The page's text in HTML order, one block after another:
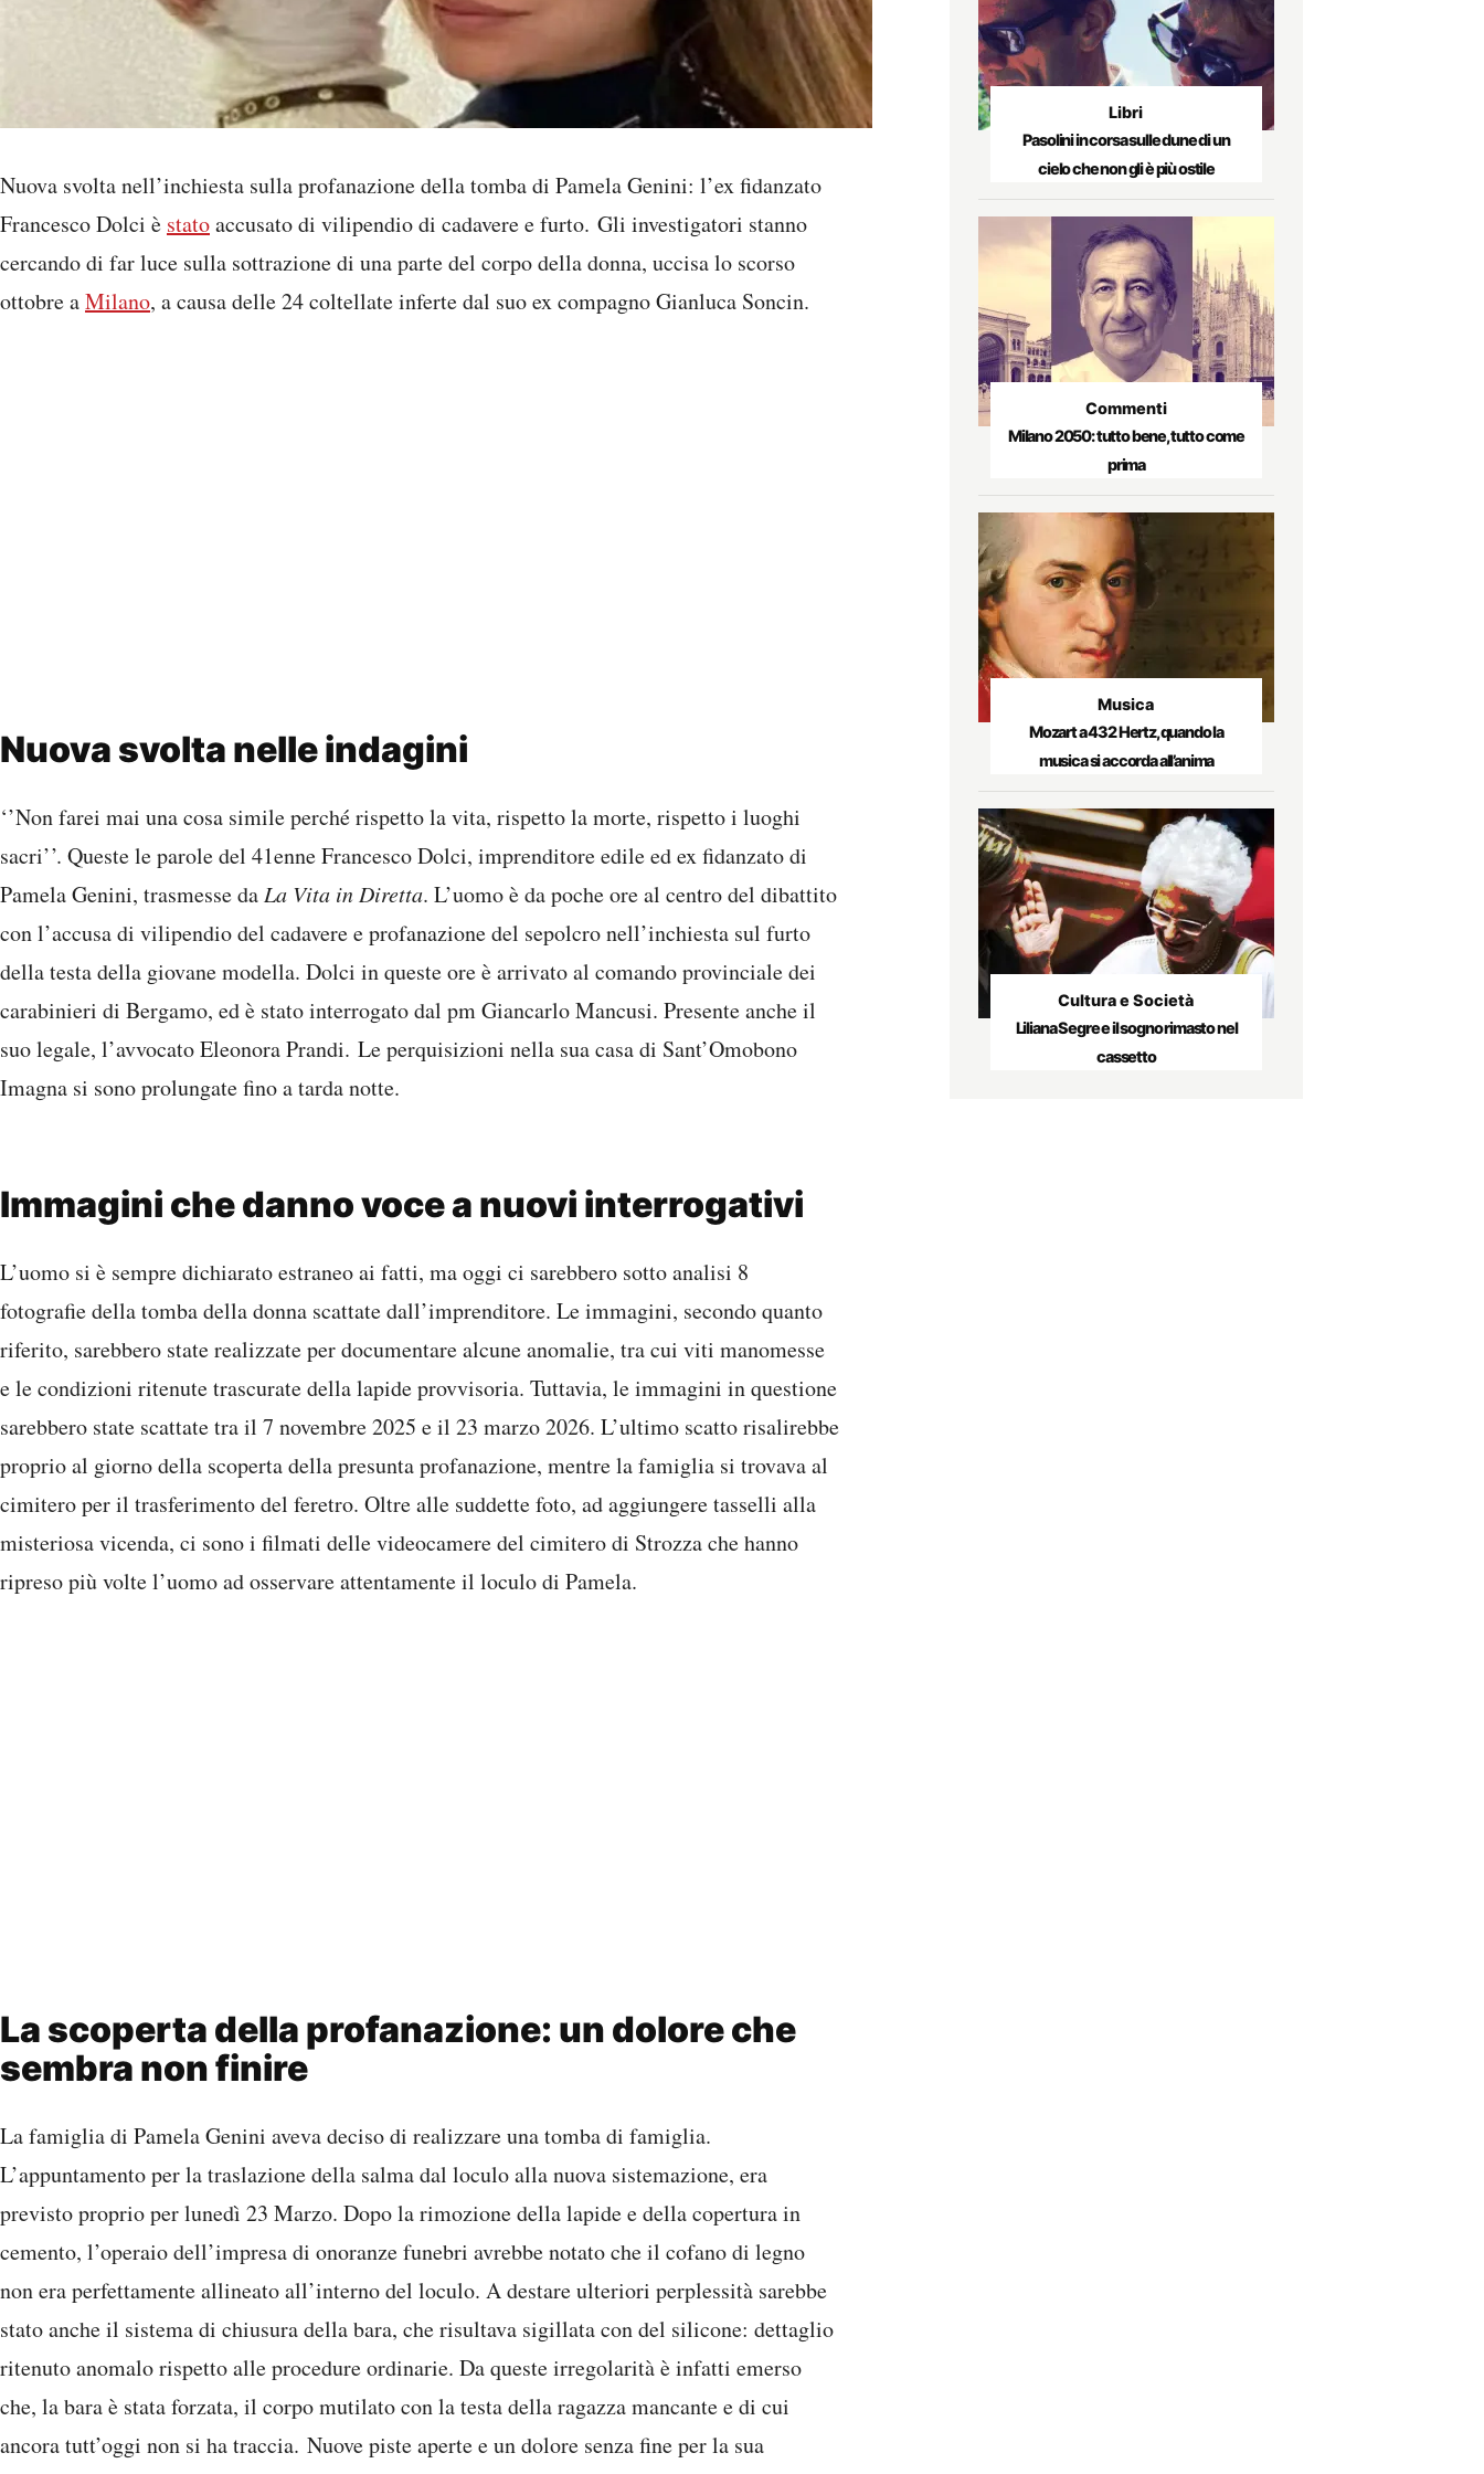
Nuova svolta nell’inchiesta sulla profanazione della tomba di Pamela Genini: l’ex fidanzato
Francesco Dolci è statoaccusato di vilipendio di cadavere e furto. Gli investigatori stanno
cercando di far luce sulla sottrazione di una parte del corpo della donna, uccisa lo scorso
ottobre aMilano, a causa delle 24 coltellate inferte dal suo ex compagno Gianluca Soncin.
Nuova svolta nelle indagini
‘’Non farei mai una cosa simile perché rispetto la vita, rispetto la morte, rispetto i luoghi
sacri’’. Queste le parole del 41enne Francesco Dolci, imprenditore edile ed ex fidanzato di
Pamela Genini, trasmesse daLa Vita in Diretta. L’uomo è da poche ore al centro del dibattito
con l’accusa di vilipendio del cadavere e profanazione del sepolcro nell’inchiesta sul furto
della testa della giovane modella. Dolci in queste ore è arrivato al comando provinciale dei
carabinieri di Bergamo, ed è stato interrogato dal pm Giancarlo Mancusi. Presente anche il
suo legale, l’avvocato Eleonora Prandi. Le perquisizioni nella sua casa di Sant’Omobono
Imagna si sono prolungate fino a tarda notte.
Immagini che danno voce a nuovi interrogativi
L’uomo si è sempre dichiarato estraneo ai fatti, ma oggi ci sarebbero sotto analisi 8
fotografie della tomba della donna scattate dall’imprenditore. Le immagini, secondo quanto
riferito, sarebbero state realizzate per documentare alcune anomalie, tra cui viti manomesse
e le condizioni ritenute trascurate della lapide provvisoria. Tuttavia, le immagini in questione
sarebbero state scattate tra il 7 novembre 2025 e il 23 marzo 2026. L’ultimo scatto risalirebbe
proprio al giorno della scoperta della presunta profanazione, mentre la famiglia si trovava al
cimitero per il trasferimento del feretro. Oltre alle suddette foto, ad aggiungere tasselli alla
misteriosa vicenda, ci sono i filmati delle videocamere del cimitero di Strozza che hanno
ripreso più volte l’uomo ad osservare attentamente il loculo di Pamela.
La scoperta della profanazione: un dolore che
sembra non finire
La famiglia di Pamela Genini aveva deciso di realizzare una tomba di famiglia.
L’appuntamento per la traslazione della salma dal loculo alla nuova sistemazione, era
previsto proprio per lunedì 23 Marzo. Dopo la rimozione della lapide e della copertura in
cemento, l’operaio dell’impresa di onoranze funebri avrebbe notato che il cofano di legno
non era perfettamente allineato all’interno del loculo. A destare ulteriori perplessità sarebbe
stato anche il sistema di chiusura della bara, che risultava sigillata con del silicone: dettaglio
ritenuto anomalo rispetto alle procedure ordinarie. Da queste irregolarità è infatti emerso
che, la bara è stata forzata, il corpo mutilato con la testa della ragazza mancante e di cui
ancora tutt’oggi non si ha traccia. Nuove piste aperte e un dolore senza fine per la sua
Libri
Pasolini in corsa sulle dune di un
cielo che non gli è più ostile
Commenti
Milano 2050: tutto bene, tutto come
prima
Musica
Mozart a 432 Hertz, quando la
musica si accorda all’anima
Cultura e Società
Liliana Segre e il sogno rimasto nel
cassetto